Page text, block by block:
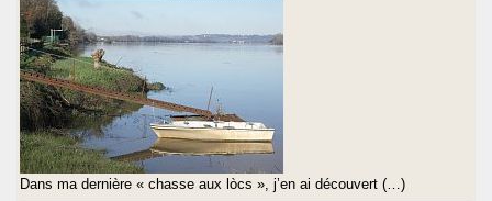
Dans ma dernière « chasse aux lòcs », j’en ai découvert (…)